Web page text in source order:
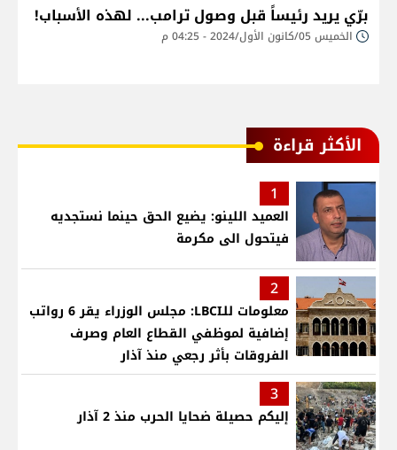
برّي يريد رئيساً قبل وصول ترامب... لهذه الأسباب!
الخميس 05/كانون الأول/2024 - 04:25 م
الأكثر قراءة
1
العميد اللينو: يضيع الحق حينما نستجديه
فيتحول الى مكرمة
2
معلومات للـLBCI: مجلس الوزراء يقر 6 رواتب
إضافية لموظفي القطاع العام وصرف
الفروقات بأثر رجعي منذ آذار
3
إليكم حصيلة ضحايا الحرب منذ 2 آذار